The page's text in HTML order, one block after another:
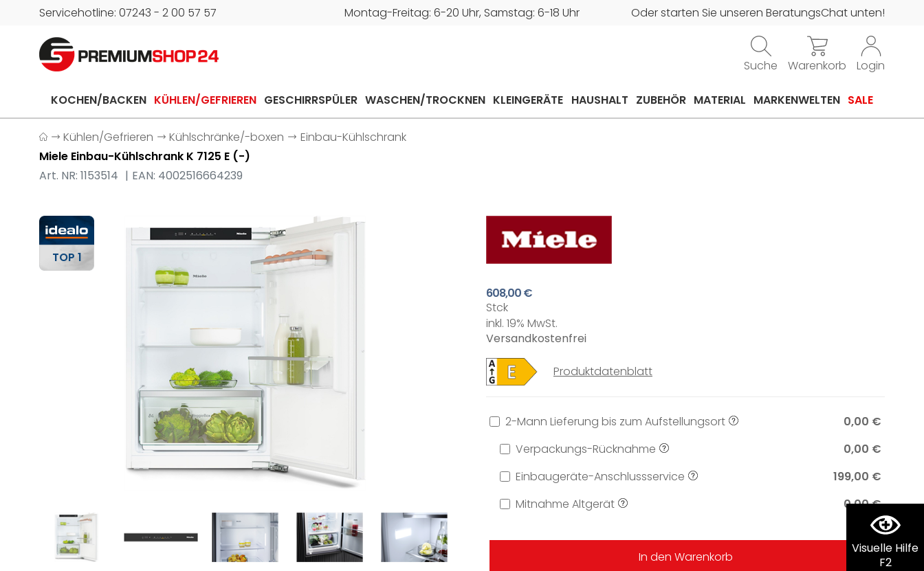
Visuelle Hilfe
F2
Servicehotline: 07243 - 2 00 57 57 Montag-Freitag: 6-20 Uhr, Samstag: 6-18 Uhr Oder starten Sie unseren BeratungsChat unten!
Suche Warenkorb Login
KOCHEN/BACKEN KÜHLEN/GEFRIEREN GESCHIRRSPÜLER WASCHEN/TROCKNEN KLEINGERÄTE HAUSHALT ZUBEHÖR MATERIAL MARKENWELTEN SALE
Kühlen/Gefrieren Kühlschränke/-boxen
Einbau-Kühlschrank
Miele Einbau-Kühlschrank K 7125 E (-)
Art. NR: 1153514
EAN: 4002516664239
TOP 1
608,00 €
Stck
inkl. 19% MwSt.
Versandkostenfrei
Produktdatenblatt
2-Mann Lieferung bis zum Aufstellungsort
0,00 €
Verpackungs-Rücknahme
0,00 €
Einbaugeräte-Anschlussservice
199,00 €
Mitnahme Altgerät
0,00 €
In den Warenkorb